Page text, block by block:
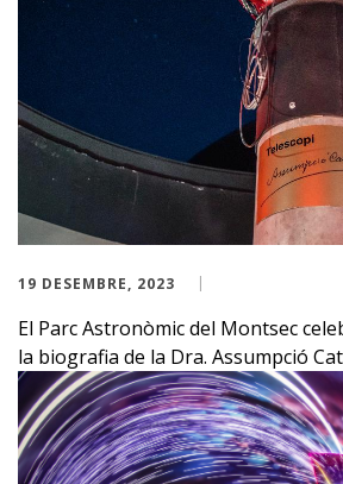
19 DESEMBRE, 2023
El Parc Astronòmic del Montsec
la biografia de la Dra. Assumpció